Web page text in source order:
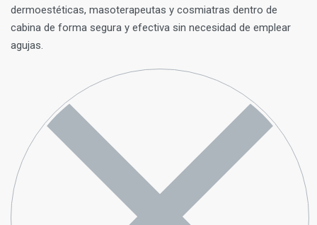
dermoestéticas, masoterapeutas y cosmiatras dentro de
cabina de forma segura y efectiva sin necesidad de emplear
agujas.